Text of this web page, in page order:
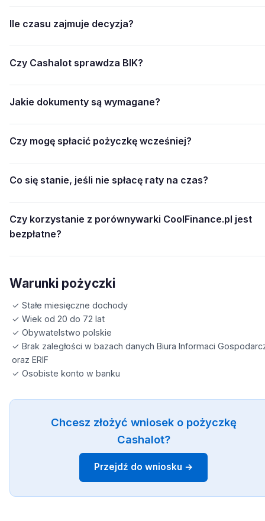
Ile czasu zajmuje decyzja?
Czy Cashalot sprawdza BIK?
Jakie dokumenty są wymagane?
Czy mogę spłacić pożyczkę wcześniej?
Co się stanie, jeśli nie spłacę raty na czas?
Czy korzystanie z porównywarki CoolFinance.pl jest
bezpłatne?
Warunki pożyczki
✓ Stałe miesięczne dochody
✓ Wiek od 20 do 72 lat
✓ Obywatelstwo polskie
✓ Brak zaległości w bazach danych Biura Informaci
oraz ERIF
✓ Osobiste konto w banku
Chcesz złożyć wniosek o pożyczkę
Cashalot?
Przejdź do wniosku →